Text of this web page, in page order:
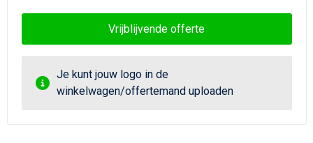
Vrijblijvende offerte
Je kunt jouw logo in de
winkelwagen/offertemand uploaden